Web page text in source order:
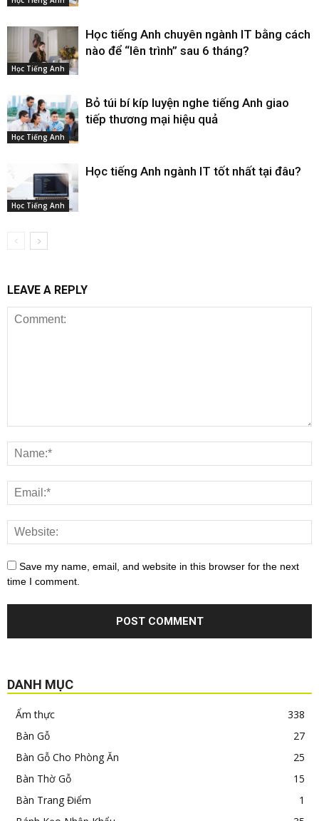
Học Tiếng Anh
Học tiếng Anh chuyên ngành IT bằng cách
nào để “lên trình” sau 6 tháng?
Học Tiếng Anh
Bỏ túi bí kíp luyện nghe tiếng Anh giao
tiếp thương mại hiệu quả
Học Tiếng Anh
Học tiếng Anh ngành IT tốt nhất tại đâu?
LEAVE A REPLY
Save my name, email, and website in this browser for the next
time I comment.
DANH MỤC
Ẩm thực
338
Bàn Gỗ
27
Bàn Gỗ Cho Phòng Ăn
25
Bàn Thờ Gỗ
15
Bàn Trang Điểm
1